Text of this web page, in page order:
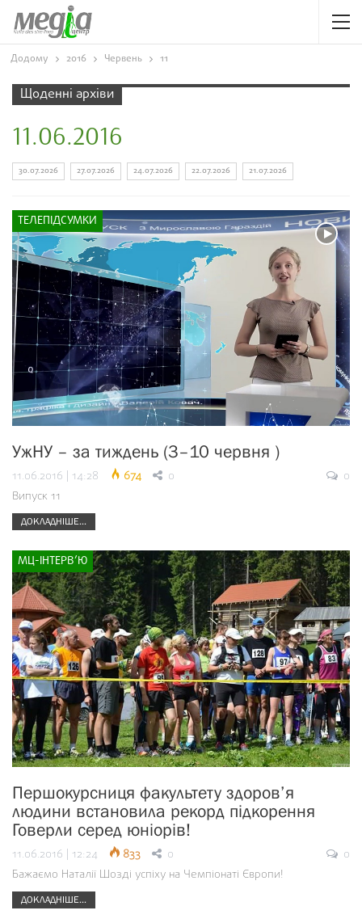
Додому 2016 Червень 11
Щоденні архіви
11.06.2016
30.07.2026 27.07.2026 24.07.2026 22.07.2026 21.07.2026
ТЕЛЕПІДСУМКИ
УжНУ – за тиждень (3–10 червня )
11.06.2016 | 14:28 674 0
0
Випуск 11
ДОКЛАДНІШЕ...
МЦ-ІНТЕРВ’Ю
Першокурсниця факультету здоров’я
людини встановила рекорд підкорення
Говерли серед юніорів!
11.06.2016 | 12:24 833 0
0
Бажаємо Наталії Шозді успіху на Чемпіонаті Європи!
ДОКЛАДНІШЕ...